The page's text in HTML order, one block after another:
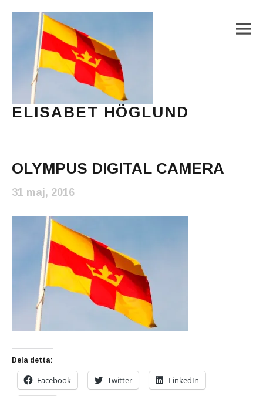
ELISABET HÖGLUND
OLYMPUS DIGITAL CAMERA
31 maj, 2016
Dela detta:
Facebook Twitter LinkedIn